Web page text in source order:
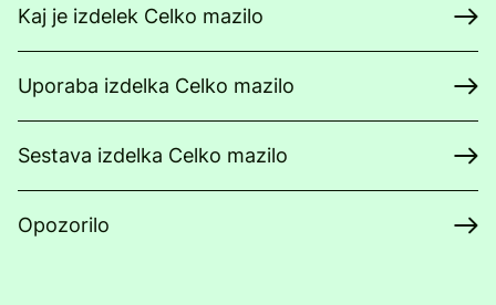
Kaj je izdelek Celko mazilo
Uporaba izdelka Celko mazilo
Sestava izdelka Celko mazilo
Opozorilo